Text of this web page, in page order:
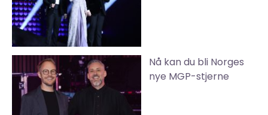
Nå kan du bli Norges
nye MGP-stjerne